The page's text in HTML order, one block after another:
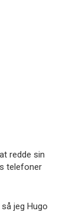
redde sin
telefoner
jeg Hugo